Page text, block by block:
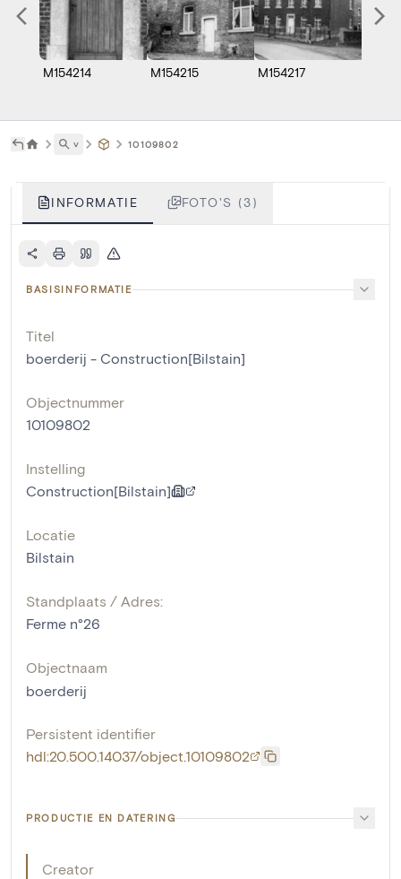
M154214 M154215 M154217
˅ 10109802
INFORMATIE FOTO'S (3)
BASISINFORMATIE
Titel
boerderij - Construction[Bilstain]
Objectnummer
10109802
Instelling
Construction[Bilstain]
Locatie
Bilstain
Standplaats / Adres:
Ferme n°26
Objectnaam
boerderij
Persistent identifier
hdl:20.500.14037/object.10109802
PRODUCTIE EN DATERING
Creator